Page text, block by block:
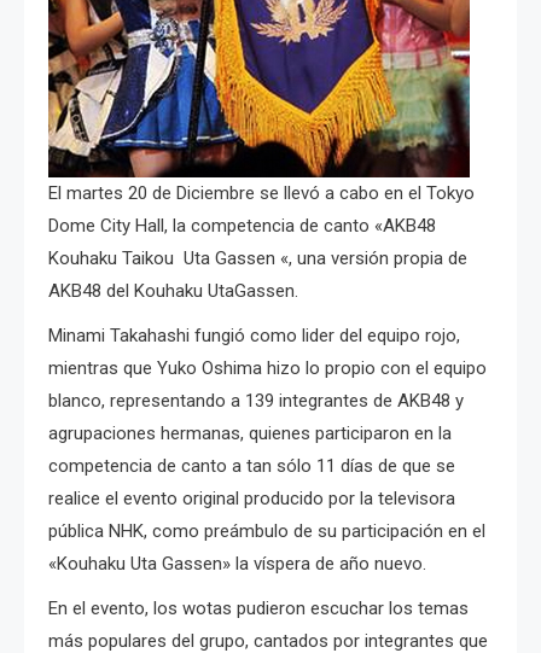
El martes 20 de Diciembre se llevó a cabo en el Tokyo
Dome City Hall, la competencia de canto «AKB48
Kouhaku Taikou Uta Gassen «, una versión propia de
AKB48 del Kouhaku UtaGassen.
Minami Takahashi fungió como lider del equipo rojo,
mientras que Yuko Oshima hizo lo propio con el equipo
blanco, representando a 139 integrantes de AKB48 y
agrupaciones hermanas, quienes participaron en la
competencia de canto a tan sólo 11 días de que se
realice el evento original producido por la televisora
pública NHK, como preámbulo de su participación en el
«Kouhaku Uta Gassen» la víspera de año nuevo.
En el evento, los wotas pudieron escuchar los temas
más populares del grupo, cantados por integrantes que